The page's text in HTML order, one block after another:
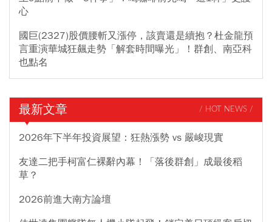
心
國巨(2327)股價腰斬又漲停，該賣還是續抱？杜金龍預
言重演華城狂飆走勢「解套時間曝光」！群創、南亞科
也點名
最新文章 / HOT NEWS /
2026年下半年投資展望：狂熱漲勢 vs 嚴峻現實
友達二把手柯富仁裸辭內幕！「落後群創」成最後稻
草？
2026前進大南方論壇